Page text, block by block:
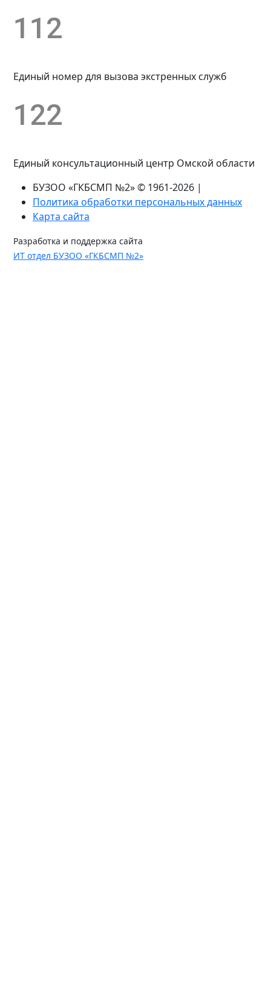
112
Единый номер для вызова экстренных служб
122
Единый консультационный центр Омской области
БУЗОО «ГКБСМП №2» © 1961-2026 |
Политика обработки персональных данных
Карта сайта
Разработка и поддержка сайта
ИТ отдел БУЗОО «ГКБСМП №2»